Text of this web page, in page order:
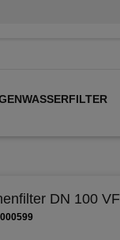
DN 100